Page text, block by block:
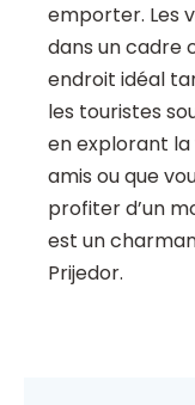
emporter. Les
dans un cadre
endroit idéal
les touristes
en explorant la
amis ou que
profiter d’un
est un
Prijedor.